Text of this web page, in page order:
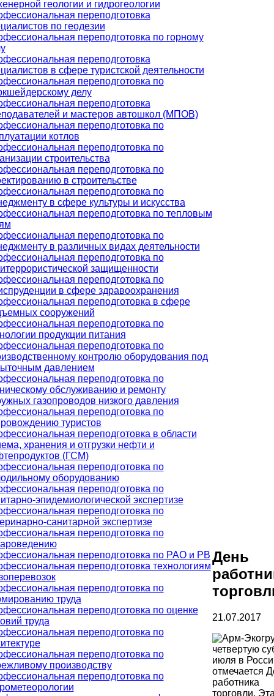
геологии и гидрогеологии
переподготовка
по геодезии
переподготовка по горному
переподготовка
в сфере туристской деятельности
переподготовка по
делу
переподготовка
и мастеров автошкол (МПОВ)
переподготовка по
котлов
переподготовка по
строительства
переподготовка по
в строительстве
переподготовка по
в сфере культуры и искусства
переподготовка по тепловым
переподготовка по
в различных видах деятельности
переподготовка по
защищенности
переподготовка по
в сфере здравоохранения
переподготовка в сфере
сооружений
переподготовка по
продукции питания
переподготовка по
контролю оборудования под
давлением
переподготовка по
обслуживанию и ремонту
газопроводов низкого давления
переподготовка по
туристов
переподготовка в области
хранения и отгрузки нефти и
(ГСМ)
переподготовка по
оборудованию
переподготовка по
эпидемиологической экспертизе
переподготовка по
санитарной экспертизе
переподготовка по
переподготовка по РАО и РВ
переподготовка технологиям
переподготовка по
труда
переподготовка по оценке
труда
переподготовка по
переподготовка по
производству
переподготовка по
День
21.07.2017
четвертую
июля в
отмечается
работника
торговли.